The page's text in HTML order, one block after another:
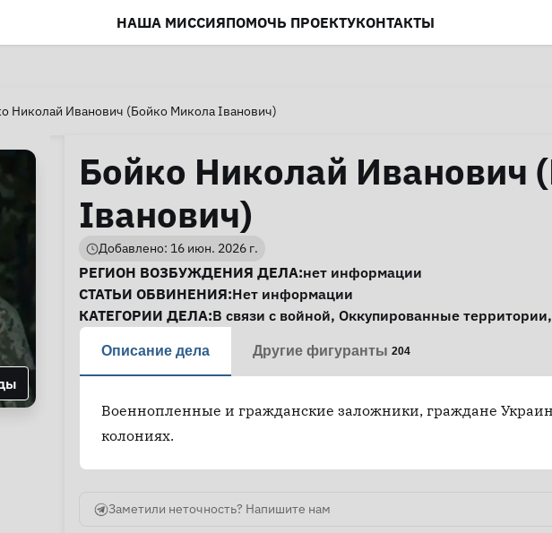
НАША МИССИЯПОМОЧЬ ПРОЕКТУКОНТАКТЫ
Николай Иванович (Бойко Микола Іванович)
Бойко Николай Иванович
Іванович)
Добавлено: 16 июн. 2026 г.
Информация о деле
РЕГИОН ВОЗБУЖДЕНИЯ ДЕЛА:нет информации
СТАТЬИ ОБВИНЕНИЯ:Нет информации
КАТЕГОРИИ ДЕЛА:В связи с войной, Оккупированные территории,
Описание дела Другие фигуранты 204
Военнопленные и гражданские заложники, граждане
колониях.
Заметили неточность? Напишите нам